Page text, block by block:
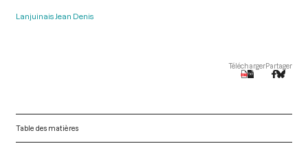
Lanjuinais Jean Denis
TéléchargerPartager
Table des matières